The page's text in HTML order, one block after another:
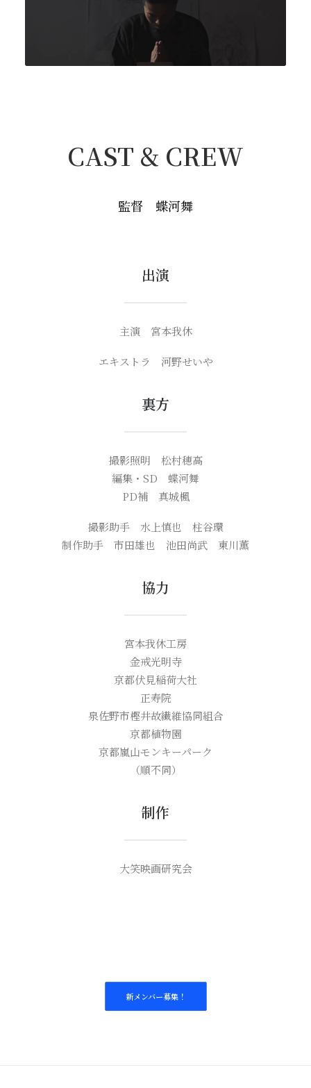
CAST & CREW
監督 蝶河舞
出演
主演 宮本我休
エキストラ 河野せいや
裏方
撮影照明 松村穂高
編集・SD 蝶河舞
PD補 真城楓
撮影助手 水上慎也 柱谷環
制作助手 市田雄也 池田尚武 東川薫
協力
宮本我休工房
金戒光明寺
京都伏見稲荷大社
正寿院
泉佐野市樫井故繊維協同組合
京都植物園
京都嵐山モンキーパーク
（順不同）
制作
大笑映画研究会
新メンバー募集！